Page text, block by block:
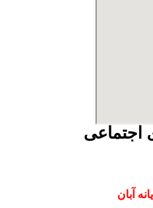
اجتماعی
آبان